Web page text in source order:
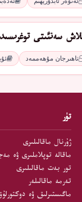
سەنئىتى
تاھىرجان مۇھەممەد
تۈر
ژۇرنال ماقالىلىرى
ماقالە توپلاملىرى ۋە
تور بەت ماقالىلىرى
تەرمە ماقالىلەر
ماگىستىرلىق ۋە